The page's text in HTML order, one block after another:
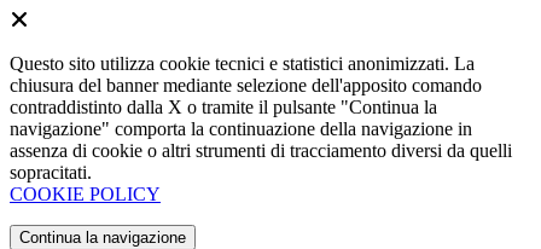
Questo sito utilizza cookie tecnici e statistici anonimizzati. La
chiusura del banner mediante selezione dell'apposito comando
contraddistinto dalla X o tramite il pulsante "Continua la
navigazione" comporta la continuazione della navigazione in
assenza di cookie o altri strumenti di tracciamento diversi da quelli
sopracitati.
COOKIE POLICY
Continua la navigazione